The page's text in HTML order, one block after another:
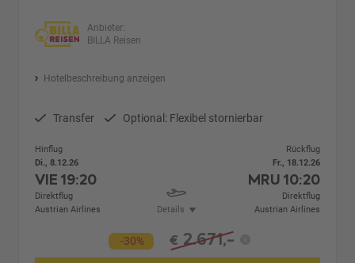
Anbieter:
BILLA Reisen
Hotelbeschreibung anzeigen
Transfer Optional: Flexibel stornierbar
Hinflug
Di., 8.12.26
VIE19:20
Direktflug
Austrian Airlines
Details
Rückflug
Fr., 18.12.26
MRU 10:20
Direktflug
Austrian Airlines
-30% € 2.671,-